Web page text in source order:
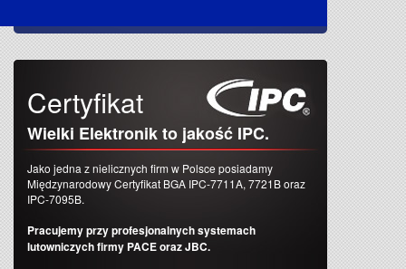
Certyfikat
Wielki Elektronik to jakość IPC.
Jako jedna z nielicznych firm w Polsce posiadamy
Międzynarodowy Certyfikat BGA IPC-7711A, 7721B oraz
IPC-7095B.
Pracujemy przy profesjonalnych systemach
lutowniczych firmy PACE oraz JBC.